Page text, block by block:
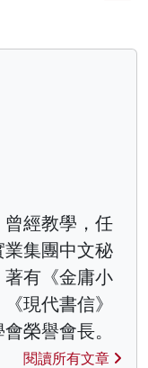
經教學，任
集團中文秘
有《金庸小
現代書信》
榮譽會長。
閱讀所有文章